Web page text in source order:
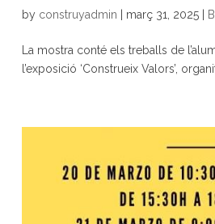
by construyadmin març 31, 2025|
La mostra conté els treballs de
l’exposició ‘Construeix Valors’,